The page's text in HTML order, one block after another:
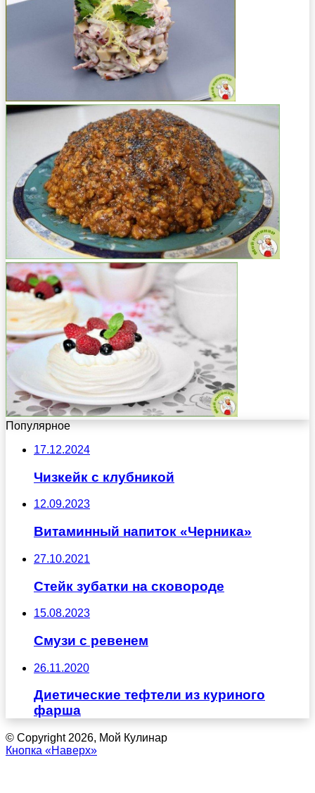
Популярное
17.12.2024
Чизкейк с клубникой
12.09.2023
Витаминный напиток «Черника»
27.10.2021
Стейк зубатки на сковороде
15.08.2023
Смузи с ревенем
26.11.2020
Диетические тефтели из куриного
фарша
© Copyright 2026, Мой Кулинар
Кнопка «Наверх»